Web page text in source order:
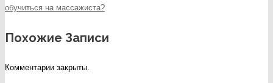
обучиться на массажиста?
Похожие Записи
Комментарии закрыты.